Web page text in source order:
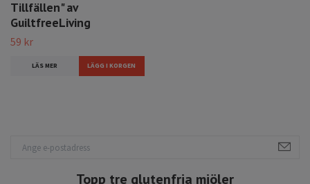
Topp tre glutenfria mjöler
Tillfällen" av
GuiltfreeLiving
59 kr
LÄS MER